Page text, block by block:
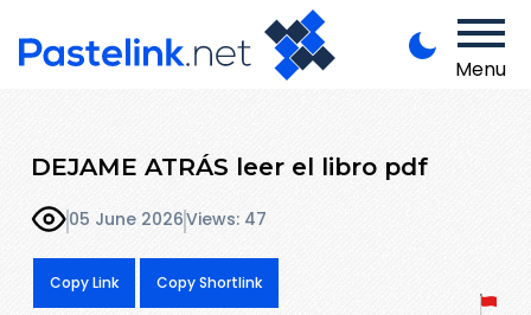
Menu
DEJAME ATRÁS leer el libro pdf
05 June 2026Views: 47
Copy Link Copy Shortlink